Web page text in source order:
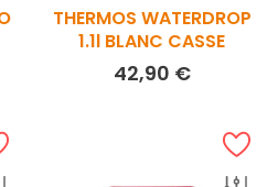
THERMOS WATERDROP
1.1l BLANC CASSE
42,90 €Prix